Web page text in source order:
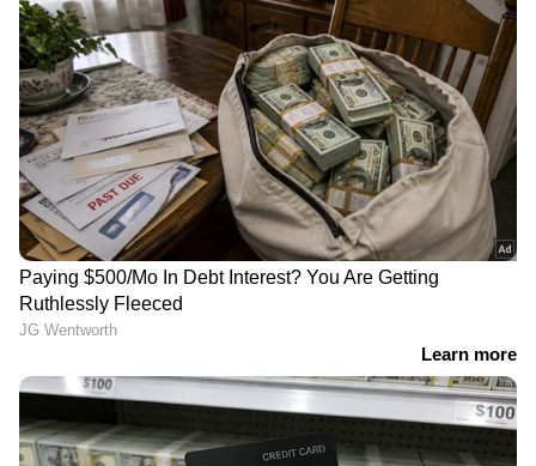
സൈബർ കുറ്റകൃത്യം തമിഴ്നാട്
Published :Dec 12 2022, 03:43 PM IST
Follow Us